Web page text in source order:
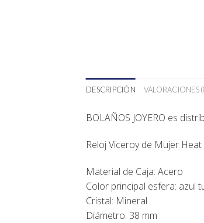
DESCRIPCIÓN VALORACIONES
BOLAÑOS JOYERO es
Reloj Viceroy de Mujer
Material de Caja: Acero
Color principal esfera: azul
Cristal: Mineral
Diámetro: 38 mm